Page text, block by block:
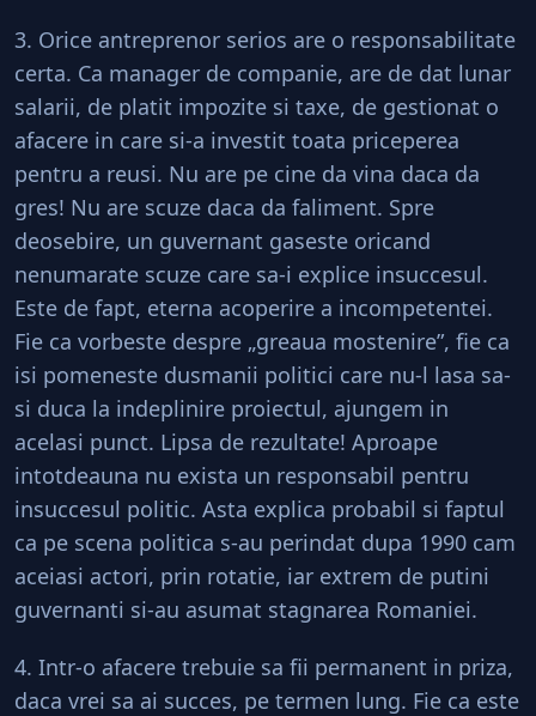
3. Orice antreprenor serios are o responsabilitate
certa. Ca manager de companie, are de dat lunar
salarii, de platit impozite si taxe, de gestionat o
afacere in care si-a investit toata priceperea
pentru a reusi. Nu are pe cine da vina daca da
gres! Nu are scuze daca da faliment. Spre
deosebire, un guvernant gaseste oricand
nenumarate scuze care sa-i explice insuccesul.
Este de fapt, eterna acoperire a incompetentei.
Fie ca vorbeste despre „greaua mostenire”, fie ca
isi pomeneste dusmanii politici care nu-l lasa sa-
si duca la indeplinire proiectul, ajungem in
acelasi punct. Lipsa de rezultate! Aproape
intotdeauna nu exista un responsabil pentru
insuccesul politic. Asta explica probabil si faptul
ca pe scena politica s-au perindat dupa 1990 cam
aceiasi actori, prin rotatie, iar extrem de putini
guvernanti si-au asumat stagnarea Romaniei.
4. Intr-o afacere trebuie sa fii permanent in priza,
daca vrei sa ai succes, pe termen lung. Fie ca este